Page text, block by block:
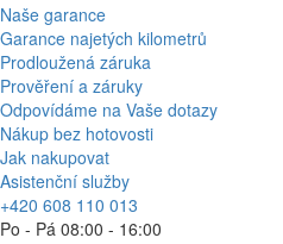
Naše garance
Garance najetých kilometrů
Prodloužená záruka
Prověření a záruky
Odpovídáme na Vaše dotazy
Nákup bez hotovosti
Jak nakupovat
Asistenční služby
+420 608 110 013
Po - Pá 08:00 - 16:00